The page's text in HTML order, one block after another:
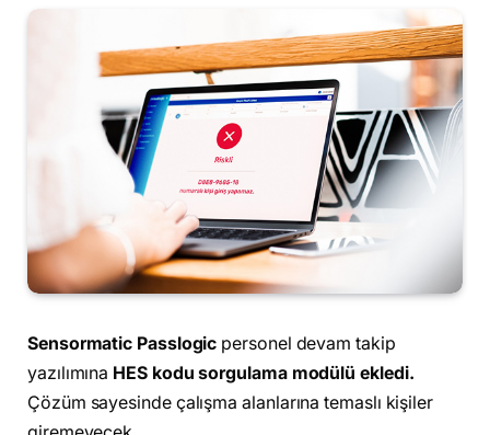
Sensormatic Passlogic personel devam takip
yazılımına HES kodu sorgulama modülü ekledi.
Çözüm sayesinde çalışma alanlarına temaslı kişiler